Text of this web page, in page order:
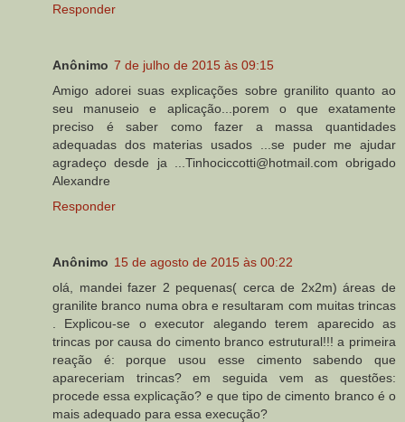
Responder
Anônimo 7 de julho de 2015 às 09:15
Amigo adorei suas explicações sobre granilito quanto ao
seu manuseio e aplicação...porem o que exatamente
preciso é saber como fazer a massa quantidades
adequadas dos materias usados ...se puder me ajudar
agradeço desde ja ...Tinhociccotti@hotmail.com obrigado
Alexandre
Responder
Anônimo 15 de agosto de 2015 às 00:22
olá, mandei fazer 2 pequenas( cerca de 2x2m) áreas de
granilite branco numa obra e resultaram com muitas trincas
. Explicou-se o executor alegando terem aparecido as
trincas por causa do cimento branco estrutural!!! a primeira
reação é: porque usou esse cimento sabendo que
apareceriam trincas? em seguida vem as questões:
procede essa explicação? e que tipo de cimento branco é o
mais adequado para essa execução?